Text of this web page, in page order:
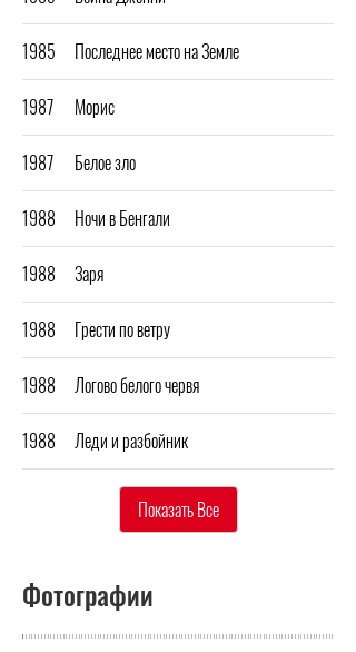
1985 Последнее место на Земле
1987 Морис
1987 Белое зло
1988 Ночи в Бенгали
1988 Заря
1988 Грести по ветру
1988 Логово белого червя
1988 Леди и разбойник
Показать Все
Фотографии